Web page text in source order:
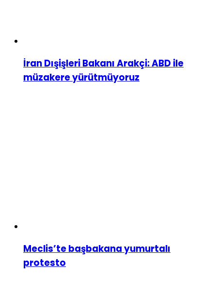
İran Dışişleri Bakanı Arakçi: ABD ile
müzakere yürütmüyoruz
Meclis’te başbakana yumurtalı
protesto